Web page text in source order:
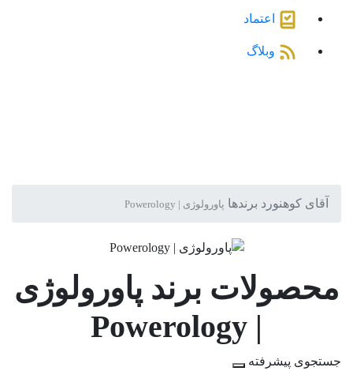
اعتماد
وبلاگ
آقای کوهنورد برندها پاورولوژی | Powerology
محصولات برند پاورولوژی
| Powerology
جستجوی پیشرفته